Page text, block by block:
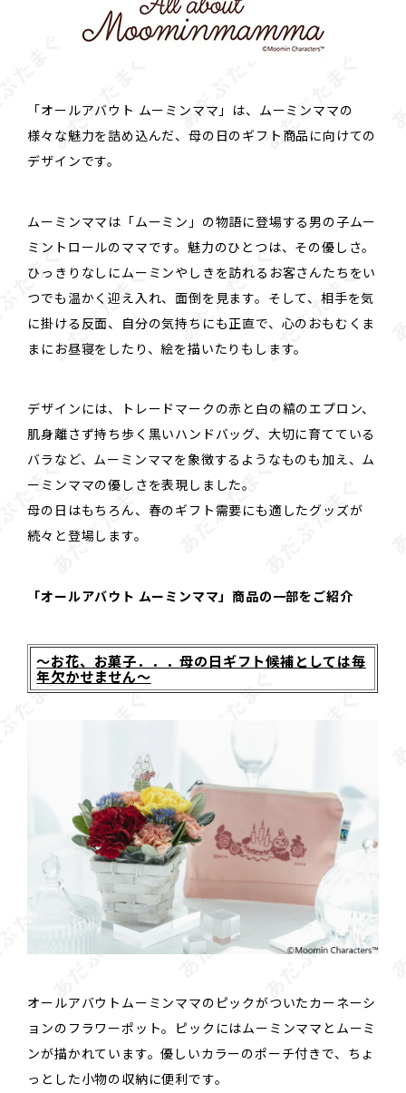
「オールアバウト ムーミンママ」は、ムーミンママの
様々な魅力を詰め込んだ、母の日のギフト商品に向けての
デザインです。
ムーミンママは「ムーミン」の物語に登場する男の子ムー
ミントロールのママです。魅力のひとつは、その優しさ。
ひっきりなしにムーミンやしきを訪れるお客さんたちをい
つでも温かく迎え入れ、面倒を見ます。そして、相手を気
に掛ける反面、自分の気持ちにも正直で、心のおもむくま
まにお昼寝をしたり、絵を描いたりもします。
デザインには、トレードマークの赤と白の縞のエプロン、
肌身離さず持ち歩く黒いハンドバッグ、大切に育てている
バラなど、ムーミンママを象徴するようなものも加え、ム
ーミンママの優しさを表現しました。
母の日はもちろん、春のギフト需要にも適したグッズが
続々と登場します。
「オールアバウト ムーミンママ」商品の一部をご紹介
～お花、お菓子．．．母の日ギフト候補としては毎
年欠かせません～
オールアバウトムーミンママのピックがついたカーネーシ
ョンのフラワーポット。ピックにはムーミンママとムーミ
ンが描かれています。優しいカラーのポーチ付きで、ちょ
っとした小物の収納に便利です。